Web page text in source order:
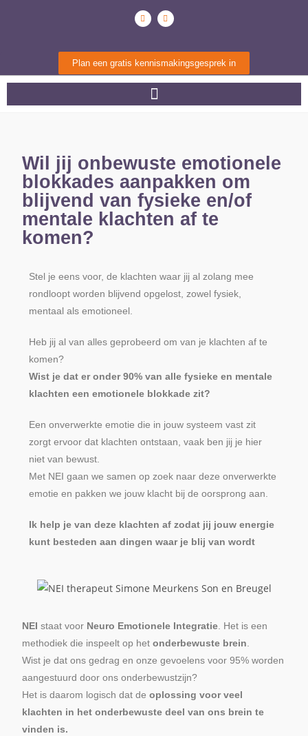
Plan een gratis kennismakingsgesprek in
Wil jij onbewuste emotionele
blokkades aanpakken om
blijvend van fysieke en/of
mentale klachten af te
komen?
Stel je eens voor, de klachten waar jij al zolang mee
rondloopt worden blijvend opgelost, zowel fysiek,
mentaal als emotioneel.
Heb jij al van alles geprobeerd om van je klachten af te
komen?
Wist je dat er onder 90% van alle fysieke en mentale
klachten een emotionele blokkade zit?
Een onverwerkte emotie die in jouw systeem vast zit
zorgt ervoor dat klachten ontstaan, vaak ben jij je hier
niet van bewust.
Met NEI gaan we samen op zoek naar deze onverwerkte
emotie en pakken we jouw klacht bij de oorsprong aan.
Ik help je van deze klachten af zodat jij jouw energie
kunt besteden aan dingen waar je blij van wordt
NEI staat voor Neuro Emotionele Integratie . Het is een
methodiek die inspeelt op hetonderbewuste brein
Wist je dat ons gedrag en onze gevoelens voor 95% worden
aangestuurd door ons onderbewustzijn?
Het is daarom logisch dat deoplossing voor veel
klachten in het onderbewuste deel van ons brein te
vinden is.